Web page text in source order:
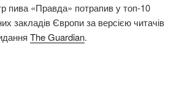
пива «Правда» потрапив у топ-10
закладів Європи за версією читачів
The Guardian.